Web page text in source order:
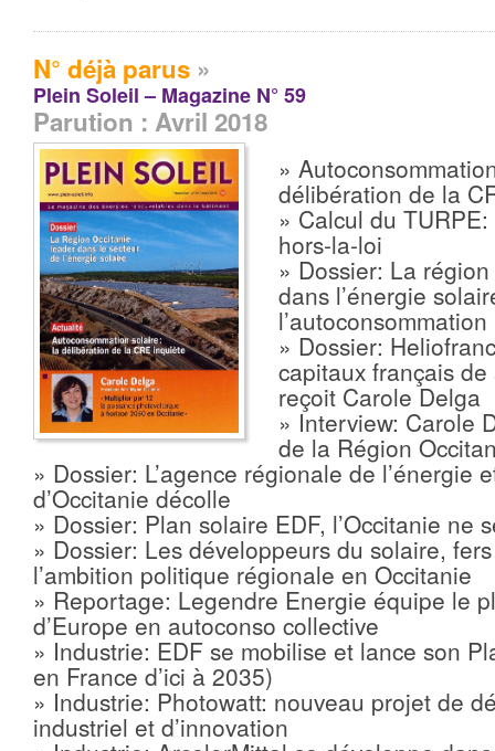
N° déjà parus »
Plein Soleil – Magazine N° 59
Parution : Avril 2018
»
délibération de la
» Calcul du
hors-la-loi
» Dossier: La
dans l’énergie
l’autoconsommation
» Dossier:
capitaux français
reçoit Carole Delga
» Interview: Carole
de la Région
» Dossier: L’agence régionale de l’énergie
d’Occitanie décolle
» Dossier: Plan solaire EDF, l’Occitanie ne
» Dossier: Les développeurs du solaire,
l’ambition politique régionale en Occitanie
» Reportage: Legendre Energie équipe le
d’Europe en autoconso collective
» Industrie: EDF se mobilise et lance son
en France d’ici à 2035)
» Industrie: Photowatt: nouveau projet de
industriel et d’innovation